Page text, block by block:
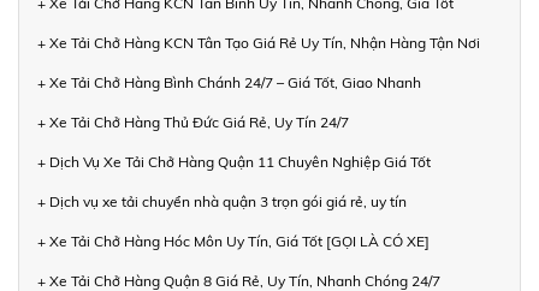
+ Xe Tải Chở Hàng KCN Tân Tạo Giá Rẻ Uy Tín, Nhận Hàng Tận Nơi
+ Xe Tải Chở Hàng Bình Chánh 24/7 – Giá Tốt, Giao Nhanh
+ Xe Tải Chở Hàng Thủ Đức Giá Rẻ, Uy Tín 24/7
+ Dịch Vụ Xe Tải Chở Hàng Quận 11 Chuyên Nghiệp Giá Tốt
+ Dịch vụ xe tải chuyển nhà quận 3 trọn gói giá rẻ, uy tín
+ Xe Tải Chở Hàng Hóc Môn Uy Tín, Giá Tốt [GỌI LÀ CÓ XE]
+ Xe Tải Chở Hàng Quận 8 Giá Rẻ, Uy Tín, Nhanh Chóng 24/7